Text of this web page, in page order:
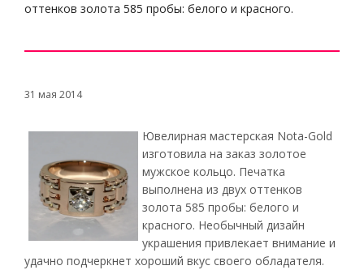
оттенков золота 585 пробы: белого и красного.
31 мая 2014
Ювелирная мастерская Nota-Gold
изготовила на заказ золотое
мужское кольцо. Печатка
выполнена из двух оттенков
золота 585 пробы: белого и
красного. Необычный дизайн
украшения привлекает внимание и
удачно подчеркнет хороший вкус своего обладателя.